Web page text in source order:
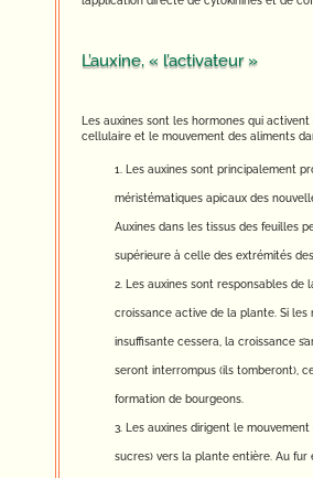
L’auxine, « l’activateur »
Les auxines sont les hormones qui
cellulaire et le mouvement des aliments
Les auxines sont principalement
méristématiques apicaux des
Auxines dans les tissus des feuilles
supérieure à celle des extrémités
Les auxines sont responsables
croissance active de la plante. Si
insuffisante cessera, la croissance
seront interrompus (ils tomberont),
formation de bourgeons.
Les auxines dirigent le
sucres) vers la plante entière. Au